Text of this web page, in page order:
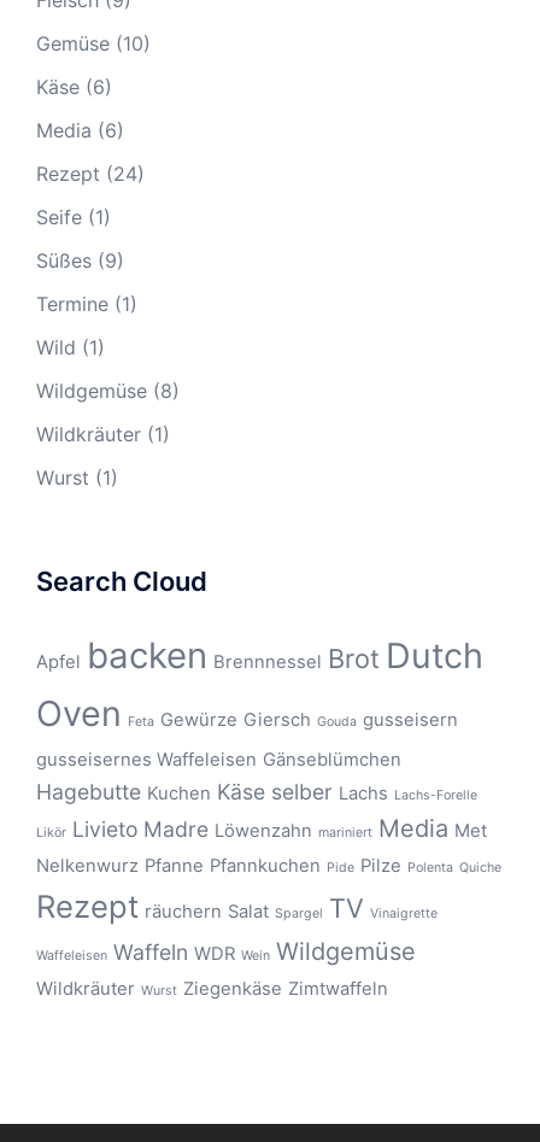
Gemüse (10)
Käse (6)
Media (6)
Rezept (24)
Seife (1)
Süßes (9)
Termine (1)
Wild (1)
Wildgemüse (8)
Wildkräuter (1)
Wurst (1)
Search Cloud
Apfel backen Brennnessel Brot Dutch
Oven
Feta Gewürze Giersch Gouda gusseisern
gusseisernes Waffeleisen Gänseblümchen
Hagebutte Kuchen Käse selber Lachs Lachs-Forelle
Likör Livieto Madre Löwenzahn mariniert Media Met
Nelkenwurz Pfanne Pfannkuchen Pide Pilze Polenta Quiche
Rezept räuchern Salat Spargel TV Vinaigrette
Waffeleisen Waffeln WDR Wein Wildgemüse
Wildkräuter Wurst Ziegenkäse Zimtwaffeln